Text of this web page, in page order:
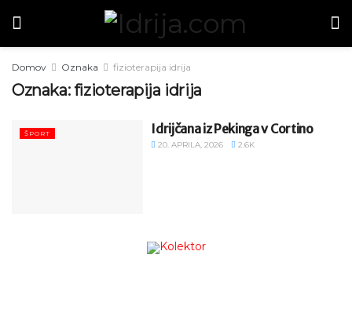
Domov Oznaka fizioterapija idrija
Oznaka:fizioterapija idrija
ŠPORT Idrijčana iz Pekinga v Cortino
20. APRILA, 2026 2.6K